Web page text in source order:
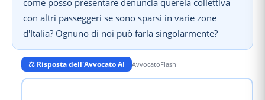
con altri passeggeri se sono sparsi in varie zone
d'Italia? Ognuno di noi può farla singolarmente?
⚖️ Risposta dell'Avvocato AI AvvocatoFlash